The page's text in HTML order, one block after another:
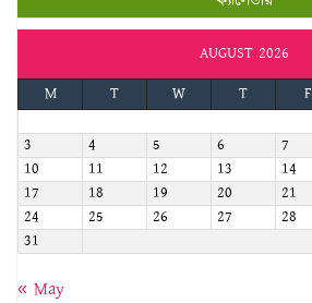
AUGUST 2026
M
T W T F
3
4 5 6 7
10
11 12 13 14
17
18 19 20 21
24
25 26 27 28
31
« May